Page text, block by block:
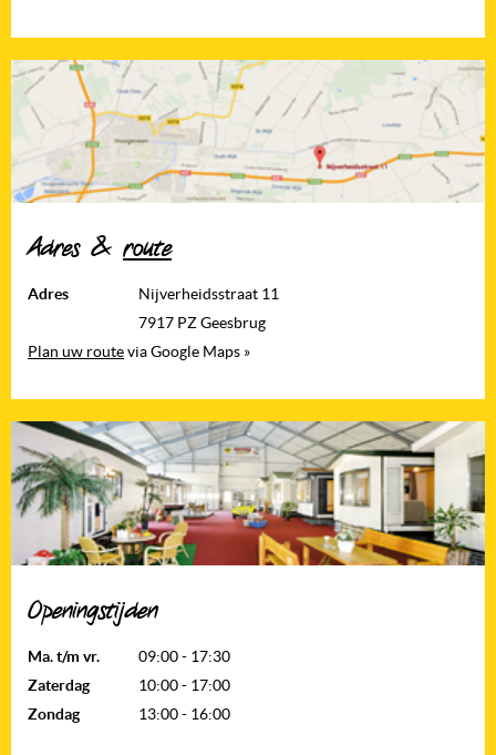
Adres & route
Adres
Nijverheidsstraat 11
7917 PZ Geesbrug
Plan uw routevia Google Maps »
Openingstijden
Ma. t/m vr.
09:00 - 17:30
Zaterdag
10:00 - 17:00
Zondag
13:00 - 16:00